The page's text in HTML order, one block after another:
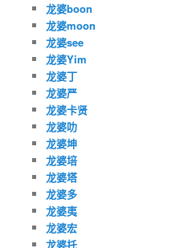
龙婆boon
龙婆moon
龙婆see
龙婆Yim
龙婆丁
龙婆严
龙婆卡贤
龙婆叻
龙婆坤
龙婆培
龙婆塔
龙婆多
龙婆夷
龙婆宏
龙婆托